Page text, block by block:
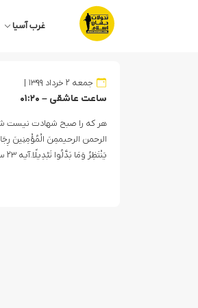
غرب آسیا
جمعه ۲ خرداد ۱۳۹۹
ساعت عاشقی – ۰۱:۲۰
هر که را صبح شهادت نیست
الرحمن الرحیممِنَ الْمُؤْمِنِینَ
یَنْتَظِرُ وَمَا بَدَّلُوا تَبْدِیلًا.آیه ۲۳ سوره احزاب